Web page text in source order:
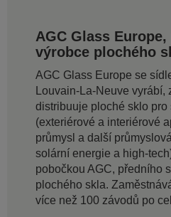
AGC Glass
výrobce plochého
AGC Glass Europe se
Louvain-La-Neuve vyrábí,
distribuuje ploché sklo pro
(exteriérové a interiérové
průmysl a další
solární energie a high-
pobočkou AGC, předního
plochého skla.
více než 100 závodů po